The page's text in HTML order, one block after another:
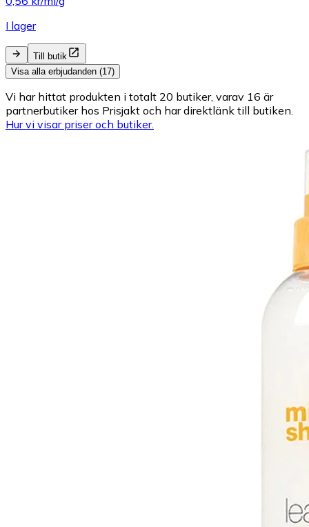
I lager
Till butik
Visa alla erbjudanden (17)
Vi har hittat produkten i totalt 20 butiker, varav 16 är
partnerbutiker hos Prisjakt och har direktlänk till butiken.
Hur vi visar priser och butiker.